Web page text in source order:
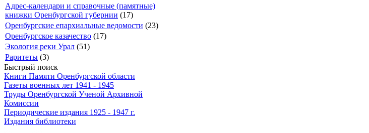
Адрес-календари и справочные (памятные)
книжки Оренбургской губернии (17)
Оренбургские епархиальные ведомости (23)
Оренбургское казачество (17)
Экология реки Урал (51)
Раритеты (3)
Быстрый поиск
Книги Памяти Оренбургской области
Газеты военных лет 1941 - 1945
Труды Оренбургской Ученой Архивной
Комиссии
Периодические издания 1925 - 1947 г.
Издания библиотеки